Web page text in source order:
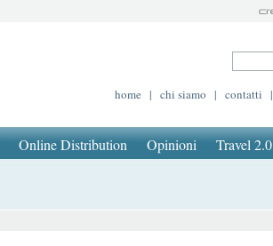
home | chi siamo | contatti |
Online Distribution Opinioni Travel 2.0